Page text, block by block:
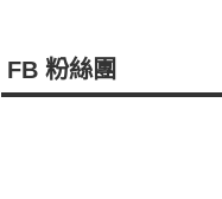
FB 粉絲團